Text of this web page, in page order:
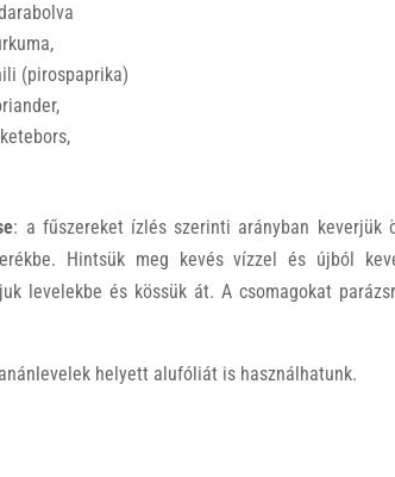
(pirospaprika)
: a fűszereket ízlés szerinti arányban keverjük
Hintsük meg kevés vízzel és újból
levelekbe és kössük át. A csomagokat
helyett alufóliát is használhatunk.